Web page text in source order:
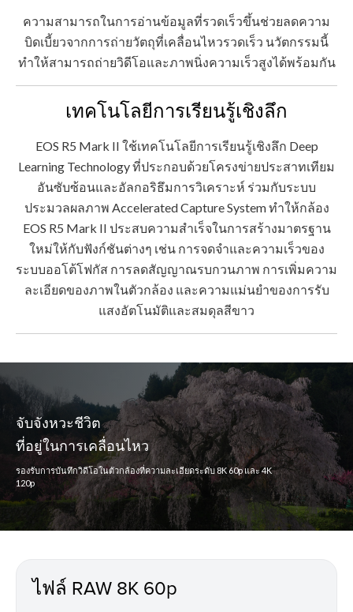
ความสามารถในการอ่านข้อมูลที่รวดเร็วขึ้นช่วยลดความ
บิดเบี้ยวจากการถ่ายวัตถุที่เคลื่อนไหวรวดเร็ว นวัตกรรมนี้
ทำให้สามารถถ่ายวิดีโอและภาพนิ่งความเร็วสูงได้พร้อมกัน
เทคโนโลยีการเรียนรู้เชิงลึก
EOS R5 Mark II ใช้เทคโนโลยีการเรียนรู้เชิงลึก Deep
Learning Technology ที่ประกอบด้วยโครงข่ายประสาทเทียม
อันซับซ้อนและอัลกอริธึมการวิเคราะห์ ร่วมกับระบบ
ประมวลผลภาพ Accelerated Capture System ทำให้กล้อง
EOS R5 Mark II ประสบความสำเร็จในการสร้างมาตรฐาน
ใหม่ให้กับฟังก์ชันต่างๆ เช่น การจดจำและความเร็วของ
ระบบออโต้โฟกัส การลดสัญญาณรบกวนภาพ การเพิ่มความ
ละเอียดของภาพในตัวกล้อง และความแม่นยำของการรับ
แสงอัตโนมัติและสมดุลสีขาว
จับจังหวะชีวิต
ที่อยู่ในการเคลื่อนไหว
รองรับการบันทึกวิดีโอในตัวกล้องที่ความละเอียดระดับ 8K 60p และ 4K
120p
ไฟล์ RAW 8K 60p